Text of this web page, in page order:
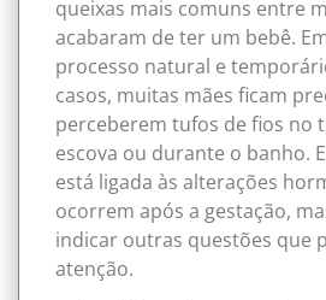
queixas mais comuns entre
acabaram de ter um bebê.
processo natural e
casos, muitas mães ficam
perceberem tufos de fios no
escova ou durante o banho.
está ligada às alterações
ocorrem após a gestação,
indicar outras questões que
atenção.